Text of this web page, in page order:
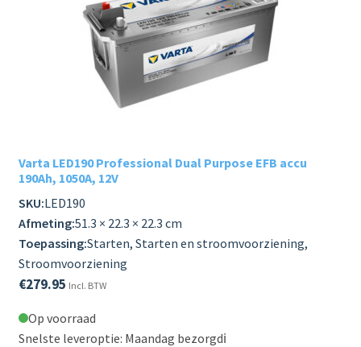
Varta LED190 Professional Dual Purpose EFB accu
190Ah, 1050A, 12V
SKU:LED190
Afmeting:51.3 × 22.3 × 22.3 cm
Toepassing:Starten, Starten en stroomvoorziening,
Stroomvoorziening
€279.95 Incl. BTW
Op voorraad
Snelste leveroptie: Maandag bezorgdℹ️